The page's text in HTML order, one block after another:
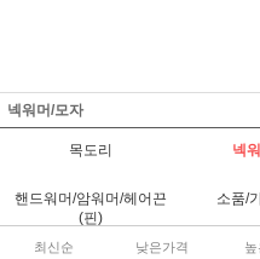
넥워머/모자
목도리 넥
핸드워머/암워머/헤어끈
(핀)
소품/
최신순 낮은가격